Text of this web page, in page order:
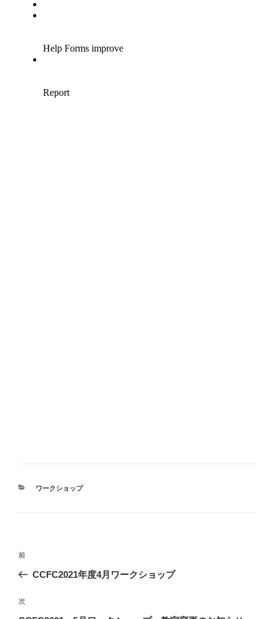
カ
ワークショップ
投
ビ
前
の
稿
前
CCFC2021年度4月ワークショップ
次
次